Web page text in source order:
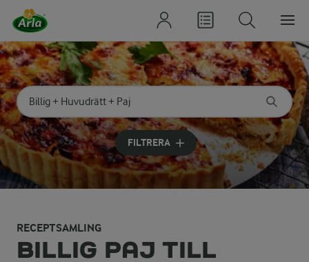
Sök på kategori eller ingrediens
Skriv in sökord för att få förslag
FILTRERA
RECEPTSAMLING
BILLIG PAJ TILL